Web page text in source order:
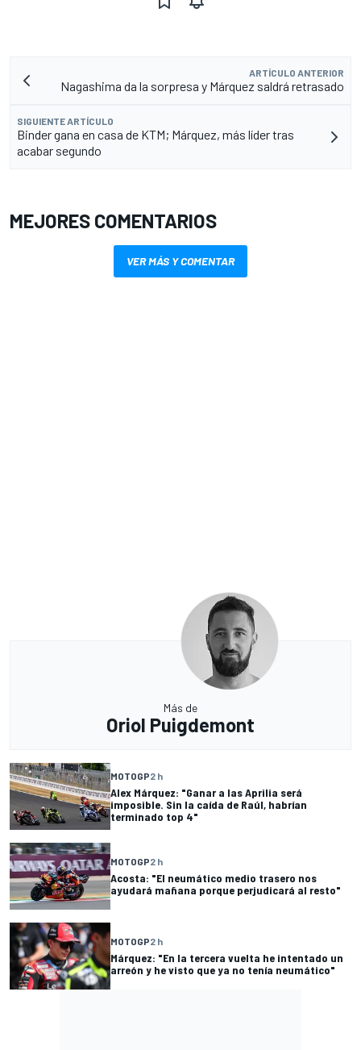
ARTÍCULO ANTERIOR
Nagashima da la sorpresa y Márquez saldrá retrasado
SIGUIENTE ARTÍCULO
Binder gana en casa de KTM; Márquez, más líder tras
acabar segundo
MEJORES COMENTARIOS
VER MÁS Y COMENTAR
Más de
Oriol Puigdemont
MOTOGP2 h
Alex Márquez: "Ganar a las Aprilia será
imposible. Sin la caída de Raúl, habrían
terminado top 4"
MOTOGP2 h
Acosta: "El neumático medio trasero nos
ayudará mañana porque perjudicará al resto"
MOTOGP2 h
Márquez: "En la tercera vuelta he intentado un
arreón y he visto que ya no tenía neumático"